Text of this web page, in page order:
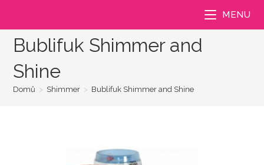
MENU
Bublifuk Shimmer and
Shine
Domů > Shimmer > Bublifuk Shimmer and Shine